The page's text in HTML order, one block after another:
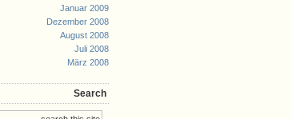
Januar 2009
Dezember 2008
August 2008
Juli 2008
März 2008
Search